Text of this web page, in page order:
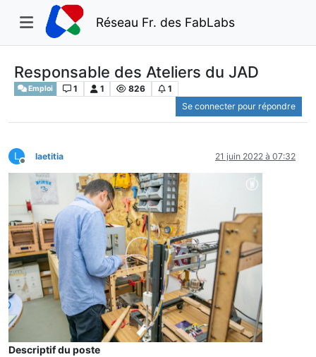
Réseau Fr. des FabLabs
Responsable des Ateliers du JAD
Emploi 1 1 826
1
Se connecter pour répondre
L
Hors-ligne
laetitia 21 juin 2022 à 07:32
Descriptif du poste